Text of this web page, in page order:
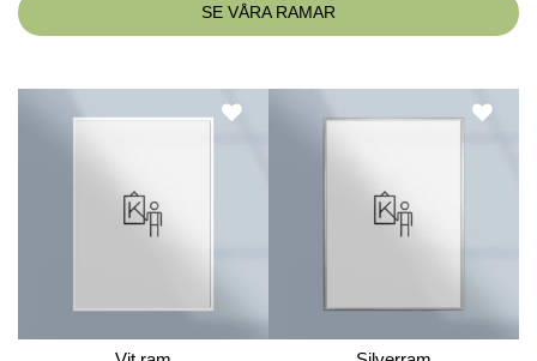
SE VÅRA RAMAR